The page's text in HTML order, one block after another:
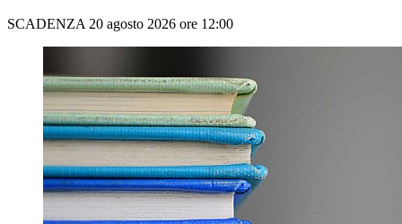
SCADENZA 20 agosto 2026 ore 12:00